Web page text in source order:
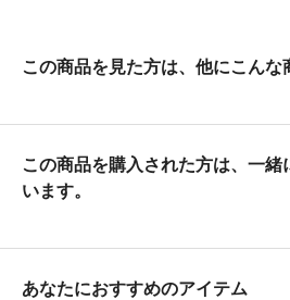
この商品を見た方は、他にこんな
この商品を購入された方は、一
います。
あなたにおすすめのアイテム